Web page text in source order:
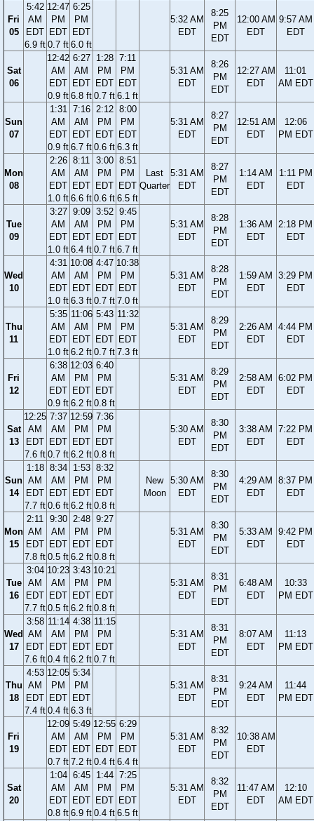
Fri
05
5:42
AM
EDT
6.9 ft
12:47
PM
EDT
0.7 ft
6:25
PM
EDT
6.0 ft
5:32 AM
EDT
8:25
PM
EDT
12:00 AM
EDT
9:57 AM
EDT
Sat
06
12:42
AM
EDT
0.9 ft
6:27
AM
EDT
6.8 ft
1:28
PM
EDT
0.7 ft
7:11
PM
EDT
6.1 ft
5:31 AM
EDT
8:26
PM
EDT
12:27 AM
EDT
11:01
AM EDT
Sun
07
1:31
AM
EDT
0.9 ft
7:16
AM
EDT
6.7 ft
2:12
PM
EDT
0.6 ft
8:00
PM
EDT
6.3 ft
5:31 AM
EDT
8:27
PM
EDT
12:51 AM
EDT
12:06
PM EDT
Mon
08
2:26
AM
EDT
1.0 ft
8:11
AM
EDT
6.6 ft
3:00
PM
EDT
0.6 ft
8:51
PM
EDT
6.5 ft
Last
Quarter
5:31 AM
EDT
8:27
PM
EDT
1:14 AM
EDT
1:11 PM
EDT
Tue
09
3:27
AM
EDT
1.0 ft
9:09
AM
EDT
6.4 ft
3:52
PM
EDT
0.7 ft
9:45
PM
EDT
6.7 ft
5:31 AM
EDT
8:28
PM
EDT
1:36 AM
EDT
2:18 PM
EDT
Wed
10
4:31
AM
EDT
1.0 ft
10:08
AM
EDT
6.3 ft
4:47
PM
EDT
0.7 ft
10:38
PM
EDT
7.0 ft
5:31 AM
EDT
8:28
PM
EDT
1:59 AM
EDT
3:29 PM
EDT
Thu
11
5:35
AM
EDT
1.0 ft
11:06
AM
EDT
6.2 ft
5:43
PM
EDT
0.7 ft
11:32
PM
EDT
7.3 ft
5:31 AM
EDT
8:29
PM
EDT
2:26 AM
EDT
4:44 PM
EDT
Fri
12
6:38
AM
EDT
0.9 ft
12:03
PM
EDT
6.2 ft
6:40
PM
EDT
0.8 ft
5:31 AM
EDT
8:29
PM
EDT
2:58 AM
EDT
6:02 PM
EDT
Sat
13
12:25
AM
EDT
7.6 ft
7:37
AM
EDT
0.7 ft
12:59
PM
EDT
6.2 ft
7:36
PM
EDT
0.8 ft
5:30 AM
EDT
8:30
PM
EDT
3:38 AM
EDT
7:22 PM
EDT
Sun
14
1:18
AM
EDT
7.7 ft
8:34
AM
EDT
0.6 ft
1:53
PM
EDT
6.2 ft
8:32
PM
EDT
0.8 ft
New
Moon
5:30 AM
EDT
8:30
PM
EDT
4:29 AM
EDT
8:37 PM
EDT
Mon
15
2:11
AM
EDT
7.8 ft
9:30
AM
EDT
0.5 ft
2:48
PM
EDT
6.2 ft
9:27
PM
EDT
0.8 ft
5:31 AM
EDT
8:30
PM
EDT
5:33 AM
EDT
9:42 PM
EDT
Tue
16
3:04
AM
EDT
7.7 ft
10:23
AM
EDT
0.5 ft
3:43
PM
EDT
6.2 ft
10:21
PM
EDT
0.8 ft
5:31 AM
EDT
8:31
PM
EDT
6:48 AM
EDT
10:33
PM EDT
Wed
17
3:58
AM
EDT
7.6 ft
11:14
AM
EDT
0.4 ft
4:38
PM
EDT
6.2 ft
11:15
PM
EDT
0.7 ft
5:31 AM
EDT
8:31
PM
EDT
8:07 AM
EDT
11:13
PM EDT
Thu
18
4:53
AM
EDT
7.4 ft
12:05
PM
EDT
0.4 ft
5:34
PM
EDT
6.3 ft
5:31 AM
EDT
8:31
PM
EDT
9:24 AM
EDT
11:44
PM EDT
Fri
19
12:09
AM
EDT
0.7 ft
5:49
AM
EDT
7.2 ft
12:55
PM
EDT
0.4 ft
6:29
PM
EDT
6.4 ft
5:31 AM
EDT
8:32
PM
EDT
10:38 AM
EDT
Sat
20
1:04
AM
EDT
0.8 ft
6:45
AM
EDT
6.9 ft
1:44
PM
EDT
0.4 ft
7:25
PM
EDT
6.5 ft
5:31 AM
EDT
8:32
PM
EDT
11:47 AM
EDT
12:10
AM EDT